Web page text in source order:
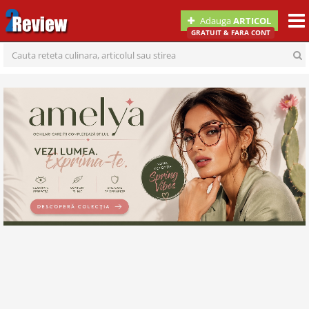
AdaugaARTICOL
GRATUIT & FARA CONT